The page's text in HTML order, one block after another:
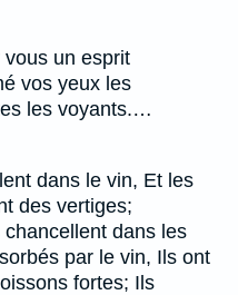
un esprit
vos yeux les
les voyants.…
dans le vin, Et les
des vertiges;
dans les
par le vin, Ils ont
fortes; Ils